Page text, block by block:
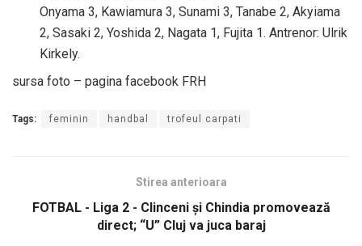
Onyama 3, Kawiamura 3, Sunami 3, Tanabe 2, Akyiama
2, Sasaki 2, Yoshida 2, Nagata 1, Fujita 1. Antrenor: Ulrik
Kirkely.
sursa foto – pagina facebook FRH
Tags: feminin handbal trofeul carpati
Stirea anterioara
FOTBAL - Liga 2 - Clinceni și Chindia promovează
direct; “U” Cluj va juca baraj